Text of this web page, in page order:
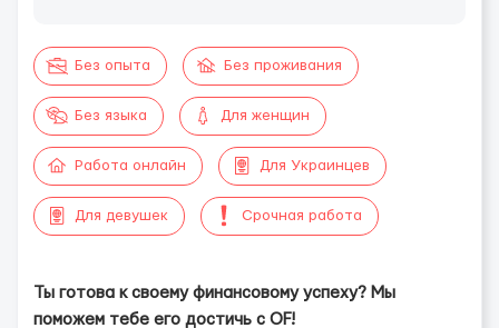
Без опыта Без проживания
Без языка Для женщин
Работа онлайн Для Украинцев
Для девушек Срочная работа
Ты готова к своему финансовому успеху? Мы
поможем тебе его достичь с OF!